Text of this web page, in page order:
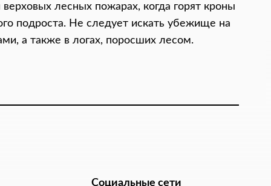
лесных пожарах, когда горят кроны
подроста. Не следует искать убежище на
а также в логах, поросших лесом.
Социальные сети